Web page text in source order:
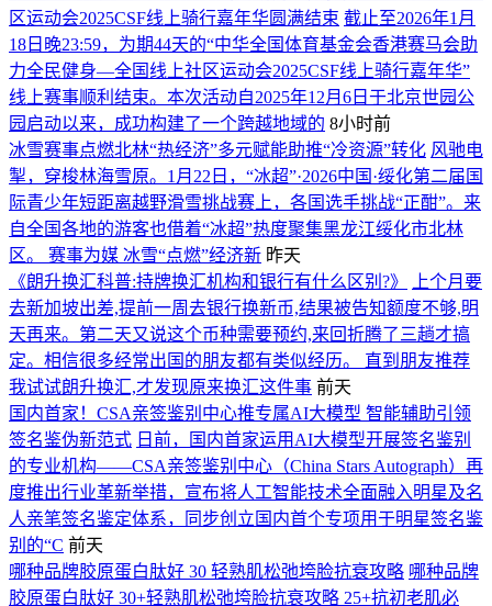
区运动会2025CSF线上骑行嘉年华圆满结束 截止至2026年1月
18日晚23:59，为期44天的“中华全国体育基金会香港赛马会助
力全民健身—全国线上社区运动会2025CSF线上骑行嘉年华”
线上赛事顺利结束。本次活动自2025年12月6日于北京世园公
园启动以来，成功构建了一个跨越地域的 8小时前
冰雪赛事点燃北林“热经济”多元赋能助推“冷资源”转化 风驰电
掣，穿梭林海雪原。1月22日，“冰超”·2026中国·绥化第二届国
际青少年短距离越野滑雪挑战赛上，各国选手挑战“正酣”。来
自全国各地的游客也借着“冰超”热度聚集黑龙江绥化市北林
区。 赛事为媒 冰雪“点燃”经济新 昨天
《朗升换汇科普:持牌换汇机构和银行有什么区别?》
上个月要
去新加坡出差,提前一周去银行换新币,结果被告知额度不够,明
天再来。第二天又说这个币种需要预约,来回折腾了三趟才搞
定。相信很多经常出国的朋友都有类似经历。 直到朋友推荐
我试试朗升换汇,才发现原来换汇这件事 前天
国内首家！CSA亲签鉴别中心推专属AI大模型 智能辅助引领
签名鉴伪新范式 日前，国内首家运用AI大模型开展签名鉴别
的专业机构——CSA亲签鉴别中心（China Stars Autograph）再
度推出行业革新举措，宣布将人工智能技术全面融入明星及名
人亲笔签名鉴定体系，同步创立国内首个专项用于明星签名鉴
别的“C 前天
哪种品牌胶原蛋白肽好 30 轻熟肌松弛垮脸抗衰攻略 哪种品牌
胶原蛋白肽好 30+轻熟肌松弛垮脸抗衰攻略 25+抗初老肌必